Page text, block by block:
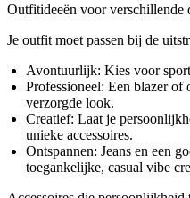
Outfitideeën voor verschillende
Je outfit moet passen bij de
Avontuurlijk: Kies voor
Professioneel: Een blazer of
verzorgde look.
Creatief: Laat je
unieke accessoires.
Ontspannen: Jeans en een
toegankelijke, casual vibe